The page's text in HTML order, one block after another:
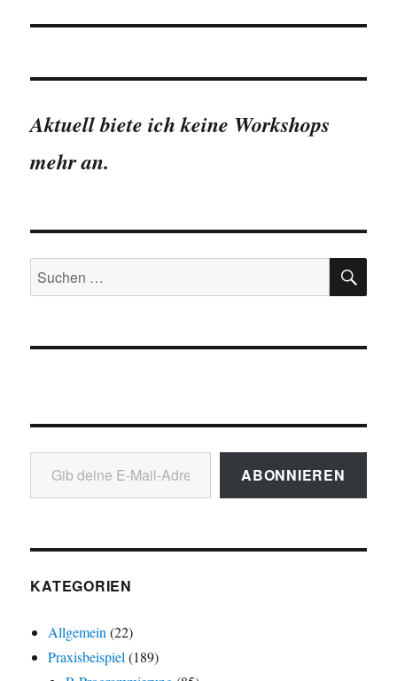
Aktuell biete ich keine Workshops
mehr an.
Suchen
nach:
Gib deine E-Mail-Adresse ein ...
ABONNIEREN
KATEGORIEN
Allgemein (22)
Praxisbeispiel (189)